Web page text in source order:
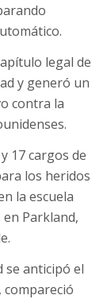
legal de
y generó un
contra la
17 cargos de
los heridos
la escuela
Parkland,
se anticipó el
compareció